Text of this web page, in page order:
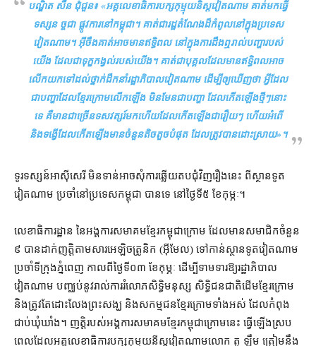
បណ្ឌិត សឺន ជុំជួន៖ «អគ្គលេខាធិការ​បក្ស​កុម្មុយនិស្ត​វៀតណាម គាត់​មក​ធ្វើ​
ទស្សន ច្ច​ជា ផ្លូវការ​នៅ​កម្ពុជា។ គាត់​ជា​រដ្ឋ​តំណែង​ដ៏​កំពូល​នៅក្នុង​ប្រទេស​
វៀតណាម​។ អ៊ីចឹង​គាត់​អាច​មាន​ឥទ្ធិពល នៅក្នុង​ការ​ដឹងឮ​រាល់​បញ្ហា​របស់​
យើង ដែល​ជា​ទុក្ខ​កង្វល់​របស់​យើង​។ គាត់​ជា​បុគ្គល​ដែល​មាន​ឥទ្ធិពល​អាច
លើកយក​ទៅដល់​ថ្នាក់ដឹកនាំ​រដ្ឋាភិបាល​វៀតណាម ដើម្បី​ឲ្យ​ឃើញថា អ្វី​ដែល​
ជា​បញ្ហា​ដែល​ខ្មែរក្រោម​លើកឡើង មិនមែ​នជា​បញ្ហា ដែល​កើតឡើង​ថ្មីៗ​នោះ​
ទេ គឺ​មាន​ជាច្រើន​ទសវត្សរ៍​មក​ហើយ​ដែល​កើតឡើង​ជារឿយៗ ហើយ​អំពើ
និង​ទង្វើ​ដែល​កើតឡើង​មាន​ចំនួន​តិចតួច​បំផុត ដែល​ត្រូវ​បាន​ដោះស្រាយ»។
ទូរទស្សន៍​អាស៊ីសេរី មិន​ទាន់​អាច​សុំ​ការ​ឆ្លើយ​តប​ជុំវិញ​រឿង​នេះ ពី​ស្ថានទូត​
វៀតណាម ប្រចាំ​នៅ​ប្រទេស​កម្ពុជា បាន​ទេ នៅ​ថ្ងៃទី៥ ខែ​កុម្ភៈ។
លេខាធិការដ្ឋាន នៃ​អង្គការ​សមាគម​ខ្មែរ​កម្ពុជា​ក្រោម ដែល​មាន​សមាជិក​ចំនួន​
៩ បាន​ដាក់​ញត្តិ​តាម​សារ​អេឡិចត្រូនិក (​អ៊ីមែល​) ទៅកាន់​ស្ថានទូត​វៀតណាម​
ប្រចាំ​ទីក្រុង​ភ្នំពេញ កាលពី​ថ្ងៃទី​០៣ ខែកុម្ភៈ ដើម្បី​ទាមទារ​ឱ្យ​រដ្ឋាភិបាល​
វៀតណាម បញ្ឈប់​នូវ​រាល់​ការរំលោភ​សិទ្ធិមនុស្ស សិទ្ធិ​ជនជាតិ​ដើម​ខ្មែរក្រោម
និង​ត្រូវតែ​ដោះលែង​ព្រះសង្ឃ និង​សកម្មជន​ខ្មែរក្រោម​ទាំងអស់ ដែល​កំពុង​
ជាប់​ឃុំឃាំង​។ ញត្តិ​របស់​អង្គការ​សមាគម​ខ្មែរ​កម្ពុជា​ក្រោម​នេះ ធ្វើឡើង​ស្រប​
ពេល​ដែល​អគ្គលេខាធិការ​បក្ស​កុម្មុយនីស្ត​វៀតណាម​លោក តូ ឡឹម ត្រៀម​នឹង​